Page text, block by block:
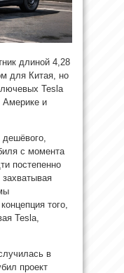
длиной 4,28
для Китая, но
Tesla
Америке и
с момента
постепенно
того,
Tesla,
в
проект